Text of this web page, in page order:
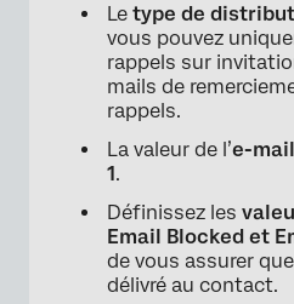
Le type de
vous pouvez
rappels sur
mails de
rappels.
La valeur de l’e-
1.
Définissez les
Email Blocked et
de vous assurer
délivré au contact.